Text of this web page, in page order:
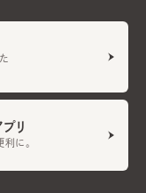
リ
に。